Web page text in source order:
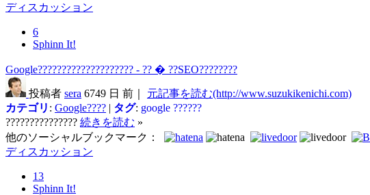
ディスカッション
6
Sphinn It!
Google???????????????????? - ?? � ??SEO????????
投稿者 sera 6749 日 前｜
元記事を読む(http://www.suzukikenichi.com)
カテゴリ : Google???? | タグ: google ??????
??????????????? 続きを読む »
他のソーシャルブックマーク：
ディスカッション
13
Sphinn It!